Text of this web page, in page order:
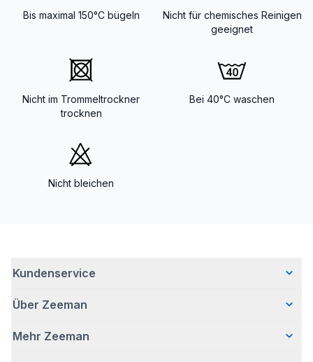
Bis maximal 150°C bügeln
Nicht für chemisches Reinigen
geeignet
Nicht im Trommeltrockner
trocknen
Bei 40°C waschen
Nicht bleichen
Kundenservice
Häufig gestellte Fragen
Lieferung
Über Zeeman
Wer wir sind
Mehr Zeeman